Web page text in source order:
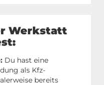
Werkstatt
Du hast eine
als Kfz-
bereits